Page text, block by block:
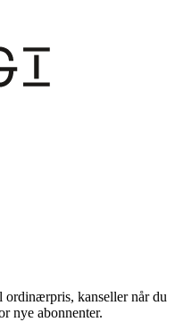
ordinærpris, kanseller når du
nye abonnenter.